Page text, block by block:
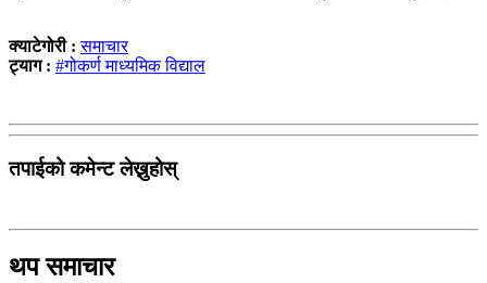
क्याटेगोरी :समाचार
ट्याग : #गोकर्ण माध्यमिक विद्याल
तपाईको कमेन्ट लेख्नुहोस्
थप समाचार